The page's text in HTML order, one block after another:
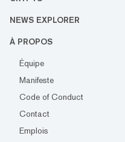
NEWS EXPLORER
À PROPOS
Équipe
Manifeste
Code of Conduct
Contact
Emplois